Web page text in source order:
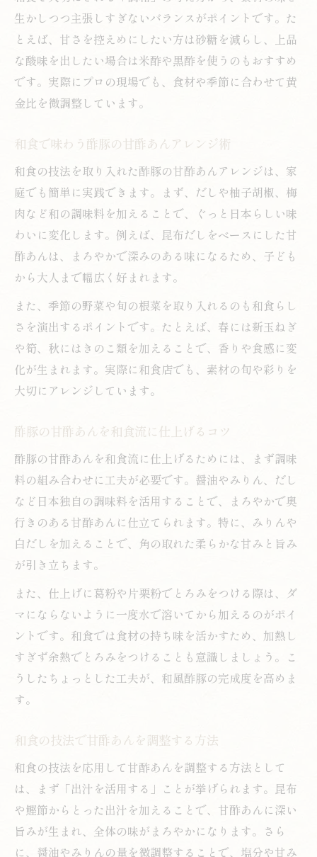
生かしつつ主張しすぎないバランスがポイントです。た
とえば、甘さを控えめにしたい方は砂糖を減らし、上品
な酸味を出したい場合は米酢や黒酢を使うのもおすすめ
です。実際にプロの現場でも、食材や季節に合わせて黄
金比を微調整しています。
和食で味わう酢豚の甘酢あんアレンジ術
和食の技法を取り入れた酢豚の甘酢あんアレンジは、家
庭でも簡単に実践できます。まず、だしや柚子胡椒、梅
肉など和の調味料を加えることで、ぐっと日本らしい味
わいに変化します。例えば、昆布だしをベースにした甘
酢あんは、まろやかで深みのある味になるため、子ども
から大人まで幅広く好まれます。
また、季節の野菜や旬の根菜を取り入れるのも和食らし
さを演出するポイントです。たとえば、春には新玉ねぎ
や筍、秋にはきのこ類を加えることで、香りや食感に変
化が生まれます。実際に和食店でも、素材の旬や彩りを
大切にアレンジしています。
酢豚の甘酢あんを和食流に仕上げるコツ
酢豚の甘酢あんを和食流に仕上げるためには、まず調味
料の組み合わせに工夫が必要です。醤油やみりん、だし
など日本独自の調味料を活用することで、まろやかで奥
行きのある甘酢あんに仕立てられます。特に、みりんや
白だしを加えることで、角の取れた柔らかな甘みと旨み
が引き立ちます。
また、仕上げに葛粉や片栗粉でとろみをつける際は、ダ
マにならないように一度水で溶いてから加えるのがポイ
ントです。和食では食材の持ち味を活かすため、加熱し
すぎず余熱でとろみをつけることも意識しましょう。こ
うしたちょっとした工夫が、和風酢豚の完成度を高めま
す。
和食の技法で甘酢あんを調整する方法
和食の技法を応用して甘酢あんを調整する方法として
は、まず「出汁を活用する」ことが挙げられます。昆布
や鰹節からとった出汁を加えることで、甘酢あんに深い
旨みが生まれ、全体の味がまろやかになります。さら
に、醤油やみりんの量を微調整することで、塩分や甘み